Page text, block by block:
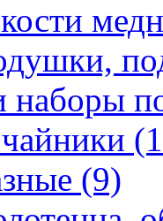
наборы
(9)